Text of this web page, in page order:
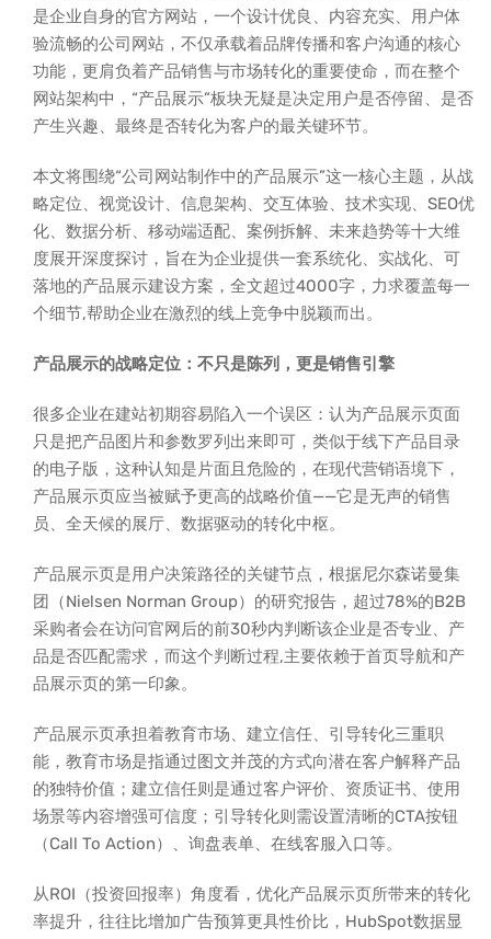
是企业自身的官方网站，一个设计优良、内容充实、用户体
验流畅的公司网站，不仅承载着品牌传播和客户沟通的核心
功能，更肩负着产品销售与市场转化的重要使命，而在整个
网站架构中，“产品展示”板块无疑是决定用户是否停留、是否
产生兴趣、最终是否转化为客户的最关键环节。
本文将围绕“公司网站制作中的产品展示”这一核心主题，从战
略定位、视觉设计、信息架构、交互体验、技术实现、SEO优
化、数据分析、移动端适配、案例拆解、未来趋势等十大维
度展开深度探讨，旨在为企业提供一套系统化、实战化、可
落地的产品展示建设方案，全文超过4000字，力求覆盖每一
个细节,帮助企业在激烈的线上竞争中脱颖而出。
产品展示的战略定位：不只是陈列，更是销售引擎
很多企业在建站初期容易陷入一个误区：认为产品展示页面
只是把产品图片和参数罗列出来即可，类似于线下产品目录
的电子版，这种认知是片面且危险的，在现代营销语境下，
产品展示页应当被赋予更高的战略价值——它是无声的销售
员、全天候的展厅、数据驱动的转化中枢。
产品展示页是用户决策路径的关键节点，根据尼尔森诺曼集
团（Nielsen Norman Group）的研究报告，超过78%的B2B
采购者会在访问官网后的前30秒内判断该企业是否专业、产
品是否匹配需求，而这个判断过程,主要依赖于首页导航和产
品展示页的第一印象。
产品展示页承担着教育市场、建立信任、引导转化三重职
能，教育市场是指通过图文并茂的方式向潜在客户解释产品
的独特价值；建立信任则是通过客户评价、资质证书、使用
场景等内容增强可信度；引导转化则需设置清晰的CTA按钮
（Call To Action）、询盘表单、在线客服入口等。
从ROI（投资回报率）角度看，优化产品展示页所带来的转化
率提升，往往比增加广告预算更具性价比，HubSpot数据显